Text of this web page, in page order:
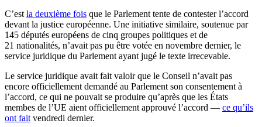
C’est la deuxième fois que le Parlement tente de contester l’accord
devant la justice européenne. Une initiative similaire, soutenue par
145 députés européens de cinq groupes politiques et de
21 nationalités, n’avait pas pu être votée en novembre dernier, le
service juridique du Parlement ayant jugé le texte irrecevable.
Le service juridique avait fait valoir que le Conseil n’avait pas
encore officiellement demandé au Parlement son consentement à
l’accord, ce qui ne pouvait se produire qu’après que les États
membes de l’UE aient officiellement approuvé l’accord — ce qu’ils
ont fait vendredi dernier.